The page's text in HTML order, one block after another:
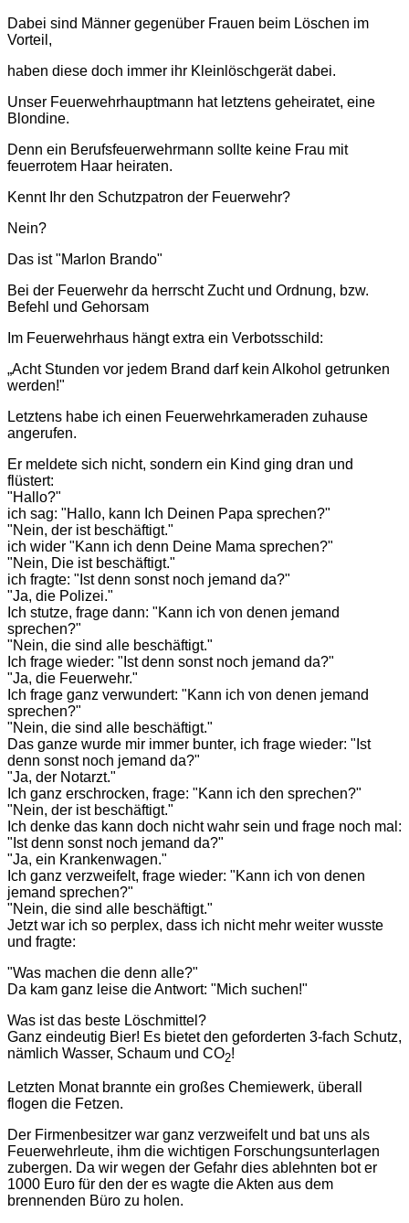
Dabei sind Männer gegenüber Frauen beim Löschen im
Vorteil,
haben diese doch immer ihr Kleinlöschgerät dabei.
Unser Feuerwehrhauptmann hat letztens geheiratet, eine
Blondine.
Denn ein Berufsfeuerwehrmann sollte keine Frau mit
feuerrotem Haar heiraten.
Kennt Ihr den Schutzpatron der Feuerwehr?
Nein?
Das ist "Marlon Brando"
Bei der Feuerwehr da herrscht Zucht und Ordnung, bzw.
Befehl und Gehorsam
Im Feuerwehrhaus hängt extra ein Verbotsschild:
„Acht Stunden vor jedem Brand darf kein Alkohol getrunken
werden!"
Letztens habe ich einen Feuerwehrkameraden zuhause
angerufen.
Er meldete sich nicht, sondern ein Kind ging dran und
flüstert:
"Hallo?"
ich sag: "Hallo, kann Ich Deinen Papa sprechen?"
"Nein, der ist beschäftigt."
ich wider "Kann ich denn Deine Mama sprechen?"
"Nein, Die ist beschäftigt."
ich fragte: "Ist denn sonst noch jemand da?"
"Ja, die Polizei."
Ich stutze, frage dann: "Kann ich von denen jemand
sprechen?"
"Nein, die sind alle beschäftigt."
Ich frage wieder: "Ist denn sonst noch jemand da?"
"Ja, die Feuerwehr."
Ich frage ganz verwundert: "Kann ich von denen jemand
sprechen?"
"Nein, die sind alle beschäftigt."
Das ganze wurde mir immer bunter, ich frage wieder: "Ist
denn sonst noch jemand da?"
"Ja, der Notarzt."
Ich ganz erschrocken, frage: "Kann ich den sprechen?"
"Nein, der ist beschäftigt."
Ich denke das kann doch nicht wahr sein und frage noch mal:
"Ist denn sonst noch jemand da?"
"Ja, ein Krankenwagen."
Ich ganz verzweifelt, frage wieder: "Kann ich von denen
jemand sprechen?"
"Nein, die sind alle beschäftigt."
Jetzt war ich so perplex, dass ich nicht mehr weiter wusste
und fragte:
"Was machen die denn alle?"
Da kam ganz leise die Antwort: "Mich suchen!"
Was ist das beste Löschmittel?
Ganz eindeutig Bier! Es bietet den geforderten 3-fach Schutz,
nämlich Wasser, Schaum und CO2!
Letzten Monat brannte ein großes Chemiewerk, überall
flogen die Fetzen.
Der Firmenbesitzer war ganz verzweifelt und bat uns als
Feuerwehrleute, ihm die wichtigen Forschungsunterlagen
zubergen. Da wir wegen der Gefahr dies ablehnten bot er
1000 Euro für den der es wagte die Akten aus dem
brennenden Büro zu holen.